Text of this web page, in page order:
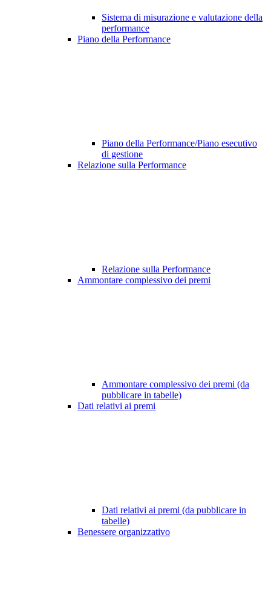
Sistema di misurazione e valutazione della
performance
Piano della Performance
Piano della Performance/Piano esecutivo
di gestione
Relazione sulla Performance
Relazione sulla Performance
Ammontare complessivo dei premi
Ammontare complessivo dei premi (da
pubblicare in tabelle)
Dati relativi ai premi
Dati relativi ai premi (da pubblicare in
tabelle)
Benessere organizzativo